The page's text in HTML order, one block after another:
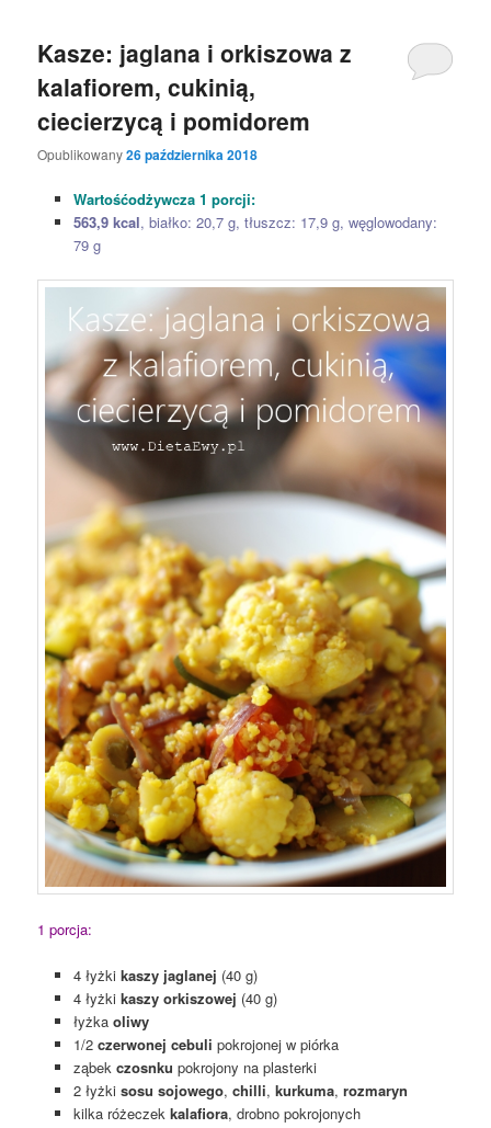
Kasze: jaglana i orkiszowa z
kalafiorem, cukinią,
ciecierzycą i pomidorem
Opublikowany26 października 2018
Wartośćodżywcza 1 porcji:
563,9 kcal, białko: 20,7 g, tłuszcz: 17,9 g, węglowodany:
79 g
1 porcja:
4 łyżki kaszy jaglanej (40 g)
4 łyżkikaszy orkiszowej (40 g)
łyżka oliwy
1/2 czerwonej cebuli pokrojonej w piórka
ząbek czosnku pokrojony na plasterki
2 łyżkisosu sojowego, chilli, kurkuma, rozmaryn
kilka różeczek kalafiora, drobno pokrojonych